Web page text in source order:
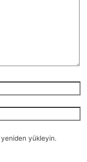
yeniden yükleyin.